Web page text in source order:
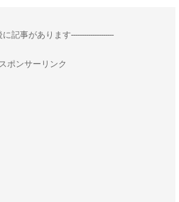
に記事があります--------------------
ポンサーリンク